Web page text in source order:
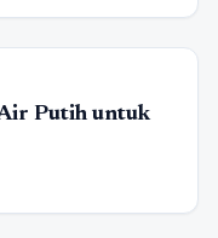
Putih untuk